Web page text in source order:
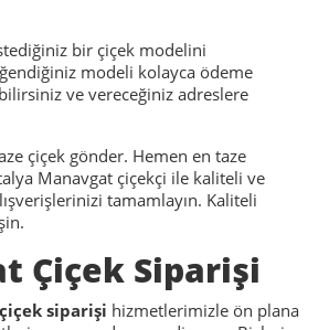
bir çiçek modelini
modeli kolayca ödeme
ve vereceğiniz adreslere
çiçek gönder. Hemen en taze
Manavgat çiçekçi ile kaliteli ve
tamamlayın. Kaliteli
Çiçek Siparişi
siparişi hizmetlerimizle ön plana